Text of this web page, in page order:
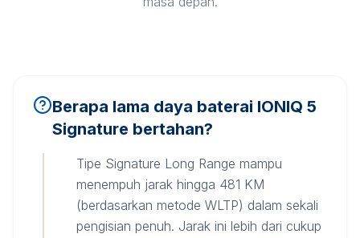
Berapa lama daya baterai IONIQ 5
Signature bertahan?
Tipe Signature Long Range mampu
menempuh jarak hingga 481 KM
(berdasarkan metode WLTP) dalam sekali
pengisian penuh. Jarak ini lebih dari cukup